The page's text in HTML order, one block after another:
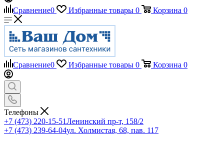
Сравнение0 Избранные товары 0 Корзина 0
Сравнение0 Избранные товары 0 Корзина 0
Телефоны
+7 (473) 220-15-51Ленинский пр-т, 158/2
+7 (473) 239-64-04ул. Холмистая, 68, пав. 117